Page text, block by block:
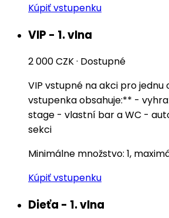
Kúpiť vstupenku
VIP - 1. vlna
2 000 CZK· Dostupné
VIP vstupné na akci pro jednu
vstupenka obsahuje:** -
stage - vlastní bar a WC -
sekci
Minimálne množstvo: 1,
Kúpiť vstupenku
Dieťa - 1. vlna